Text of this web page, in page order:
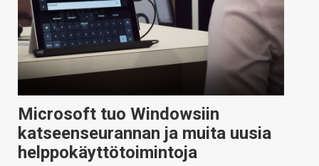
Microsoft tuo Windowsiin
katseenseurannan ja muita uusia
helppokäyttötoimintoja